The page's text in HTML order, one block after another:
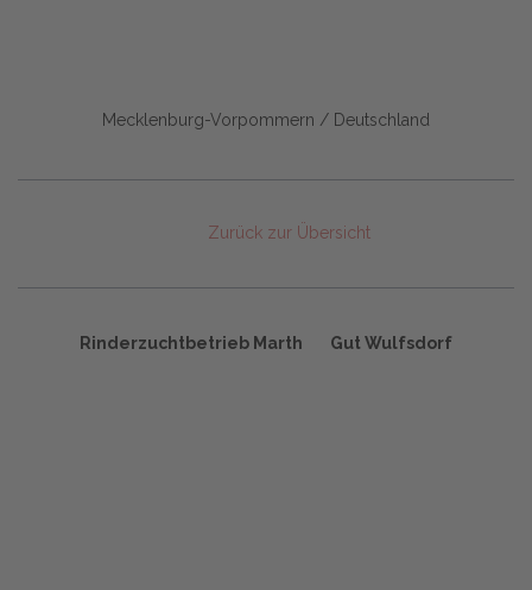
Zurück zur Übersicht
Mecklenburg-Vorpommern / Deutschland
Gut Wulfsdorf
Rinderzuchtbetrieb Marth